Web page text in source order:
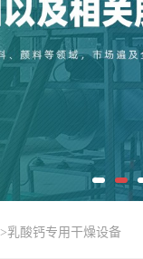
>乳酸钙专用干燥设备